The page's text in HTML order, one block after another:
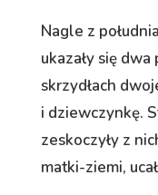
Nagle z
ukazały się
skrzydłach
i dziewczynkę.
zeskoczyły z
matki-ziemi,